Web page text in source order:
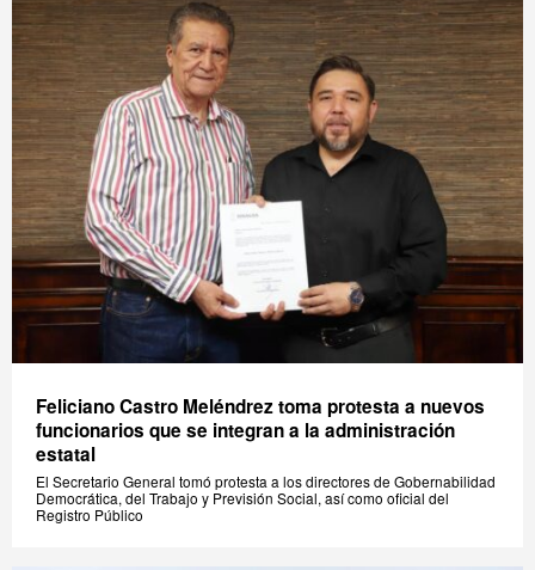
Feliciano Castro Meléndrez toma protesta a nuevos
funcionarios que se integran a la administración
estatal
El Secretario General tomó protesta a los directores de Gobernabilidad
Democrática, del Trabajo y Previsión Social, así como oficial del
Registro Público